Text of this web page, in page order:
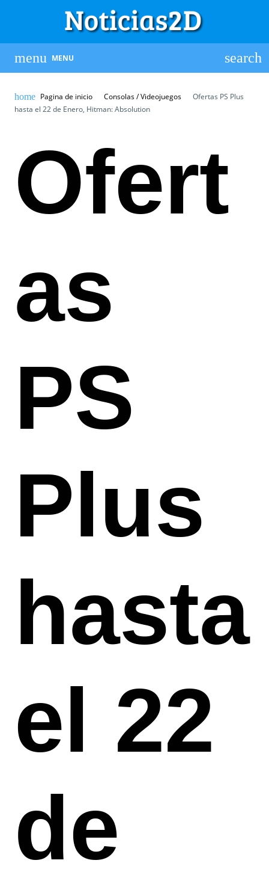
MENU
Pagina de inicio Consolas / Videojuegos
Ofertas PS Plus
hasta el 22 de Enero, Hitman: Absolution
Ofert
as
PS
Plus
hasta
el 22
de